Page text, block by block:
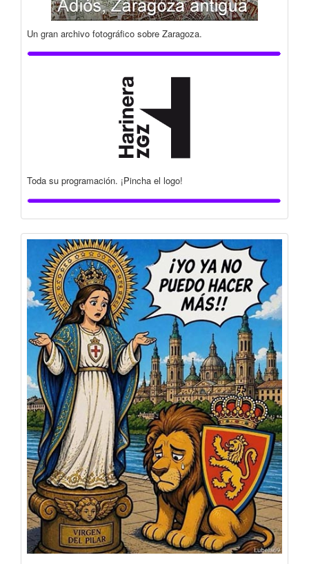
Un gran archivo fotográfico sobre Zaragoza.
Toda su programación. ¡Pincha el logo!